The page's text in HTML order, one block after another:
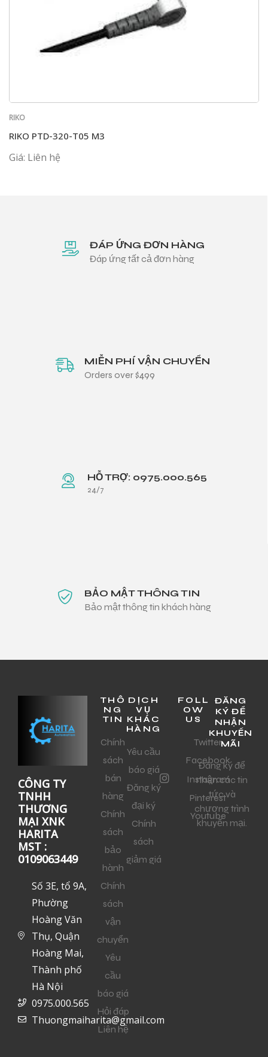
RIKO
RIKO PTD-320-T05 M3
Giá: Liên hệ
ĐÁP ỨNG ĐƠN HÀNG
Đáp ứng tất cả đơn hàng
MIỄN PHÍ VẬN CHUYỂN
Orders over $499
HỖ TRỢ: 0975.000.565
24/7
BẢO MẬT THÔNG TIN
Bảo mật thông tin khách hàng
CÔNG TY
TNHH
THƯƠNG
MẠI XNK
HARITA
MST :
0109063449
Số 3E, tổ 9A,
Phường
Hoàng Văn
Thụ, Quận
Hoàng Mai,
Thành phố
Hà Nội
0975.000.565
Thuongmaiharita@gmail.com
THÔ
NG
TIN
Chính
sách
bán
hàng
Chính
sách
bảo
hành
Chính
sách
vận
chuyển
Yêu
cầu
báo giá
Hỏi đáp
Liên hệ
DỊCH
VỤ
KHÁC
HÀNG
Yêu cầu
báo giá
Đăng ký
đại ký
Chính
sách
giảm giá
FOLL
OW
US
Twitter
Facebook
Instagram
Pinterest
Youtube
ĐĂNG
KÝ ĐỂ
NHẬN
KHUYẾN
MÃI
Đăng ký để
nhận các tin
tức và
chương trình
khuyến mại.